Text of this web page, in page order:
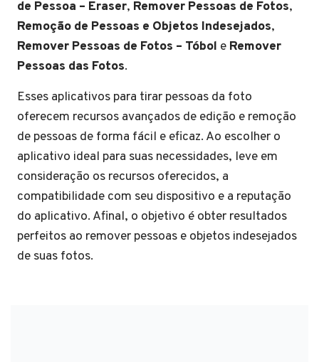
de Pessoa – Eraser, Remover Pessoas de Fotos,
Remoção de Pessoas e Objetos Indesejados,
Remover Pessoas de Fotos – Tóbol e Remover
Pessoas das Fotos.
Esses aplicativos para tirar pessoas da foto
oferecem recursos avançados de edição e remoção
de pessoas de forma fácil e eficaz. Ao escolher o
aplicativo ideal para suas necessidades, leve em
consideração os recursos oferecidos, a
compatibilidade com seu dispositivo e a reputação
do aplicativo. Afinal, o objetivo é obter resultados
perfeitos ao remover pessoas e objetos indesejados
de suas fotos.